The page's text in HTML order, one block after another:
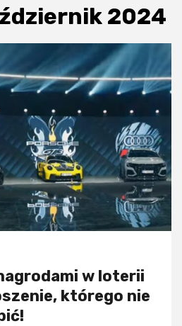
2024
w loterii
którego nie